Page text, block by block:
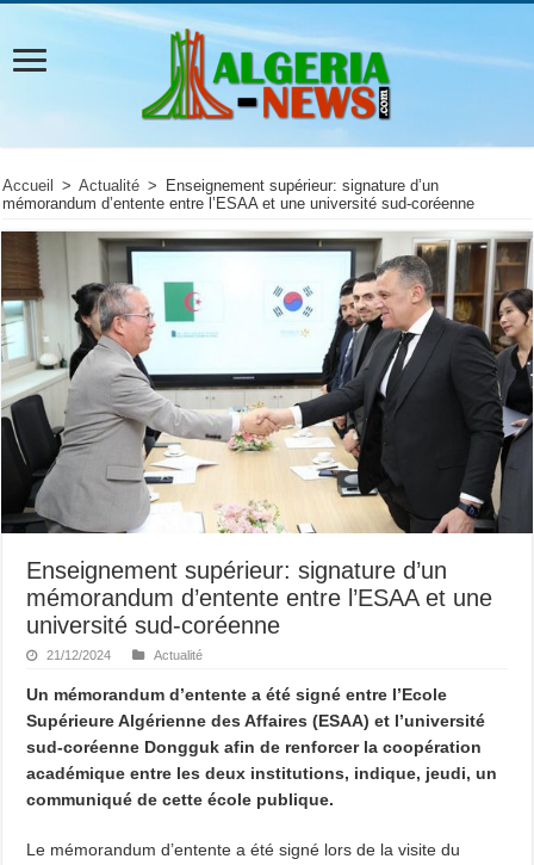
Accueil > Actualité >
Enseignement supérieur: signature d’un
mémorandum d’entente entre l’ESAA et une université sud-coréenne
Enseignement supérieur: signature d’un
mémorandum d’entente entre l’ESAA et une
université sud-coréenne
21/12/2024 Actualité
Un mémorandum d’entente a été signé entre l’Ecole
Supérieure Algérienne des Affaires (ESAA) et l’université
sud-coréenne Dongguk afin de renforcer la coopération
académique entre les deux institutions, indique, jeudi, un
communiqué de cette école publique.
Le mémorandum d’entente a été signé lors de la visite du